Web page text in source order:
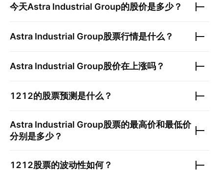
今天Astra Industrial Group的股价是多少？
Astra Industrial Group股票行情是什么？
Astra Industrial Group股价在上涨吗？
1212的股票预测是什么？
Astra Industrial Group股票的最高价和最低价
分别是多少？
1212股票的波动性如何？